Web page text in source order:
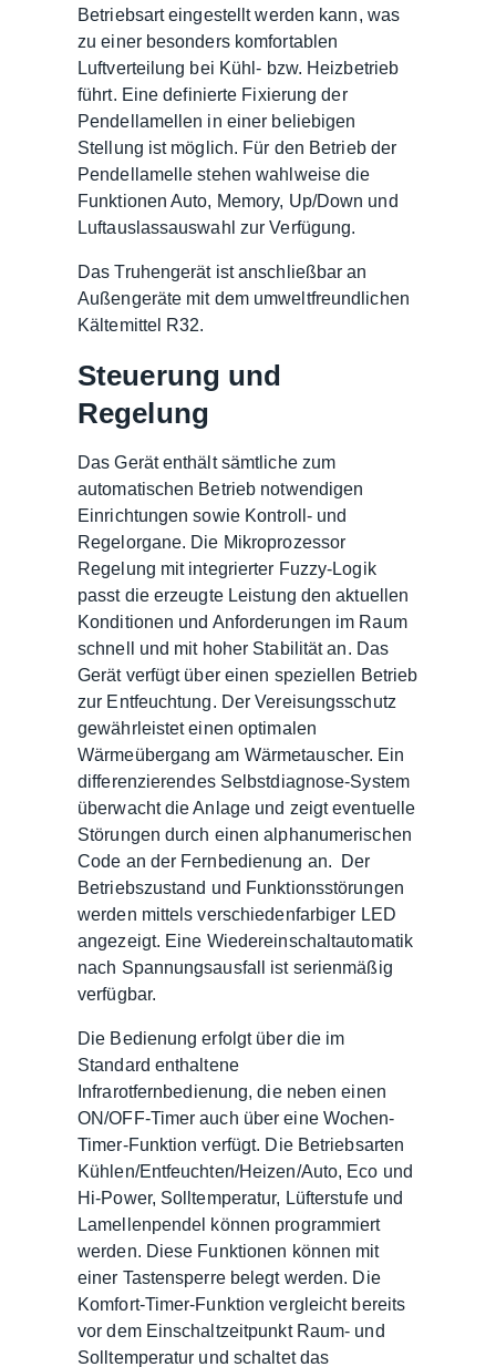
Betriebsart eingestellt werden kann, was
zu einer besonders komfortablen
Luftverteilung bei Kühl- bzw. Heizbetrieb
führt. Eine definierte Fixierung der
Pendellamellen in einer beliebigen
Stellung ist möglich. Für den Betrieb der
Pendellamelle stehen wahlweise die
Funktionen Auto, Memory, Up/Down und
Luftauslassauswahl zur Verfügung.
Das Truhengerät ist anschließbar an
Außengeräte mit dem umweltfreundlichen
Kältemittel R32.
Steuerung und
Regelung
Das Gerät enthält sämtliche zum
automatischen Betrieb notwendigen
Einrichtungen sowie Kontroll- und
Regelorgane. Die Mikroprozessor
Regelung mit integrierter Fuzzy-Logik
passt die erzeugte Leistung den aktuellen
Konditionen und Anforderungen im Raum
schnell und mit hoher Stabilität an. Das
Gerät verfügt über einen speziellen Betrieb
zur Entfeuchtung. Der Vereisungsschutz
gewährleistet einen optimalen
Wärmeübergang am Wärmetauscher. Ein
differenzierendes Selbstdiagnose-System
überwacht die Anlage und zeigt eventuelle
Störungen durch einen alphanumerischen
Code an der Fernbedienung an. Der
Betriebszustand und Funktionsstörungen
werden mittels verschiedenfarbiger LED
angezeigt. Eine Wiedereinschaltautomatik
nach Spannungsausfall ist serienmäßig
verfügbar.
Die Bedienung erfolgt über die im
Standard enthaltene
Infrarotfernbedienung, die neben einen
ON/OFF-Timer auch über eine Wochen-
Timer-Funktion verfügt. Die Betriebsarten
Kühlen/Entfeuchten/Heizen/Auto, Eco und
Hi-Power, Solltemperatur, Lüfterstufe und
Lamellenpendel können programmiert
werden. Diese Funktionen können mit
einer Tastensperre belegt werden. Die
Komfort-Timer-Funktion vergleicht bereits
vor dem Einschaltzeitpunkt Raum- und
Solltemperatur und schaltet das